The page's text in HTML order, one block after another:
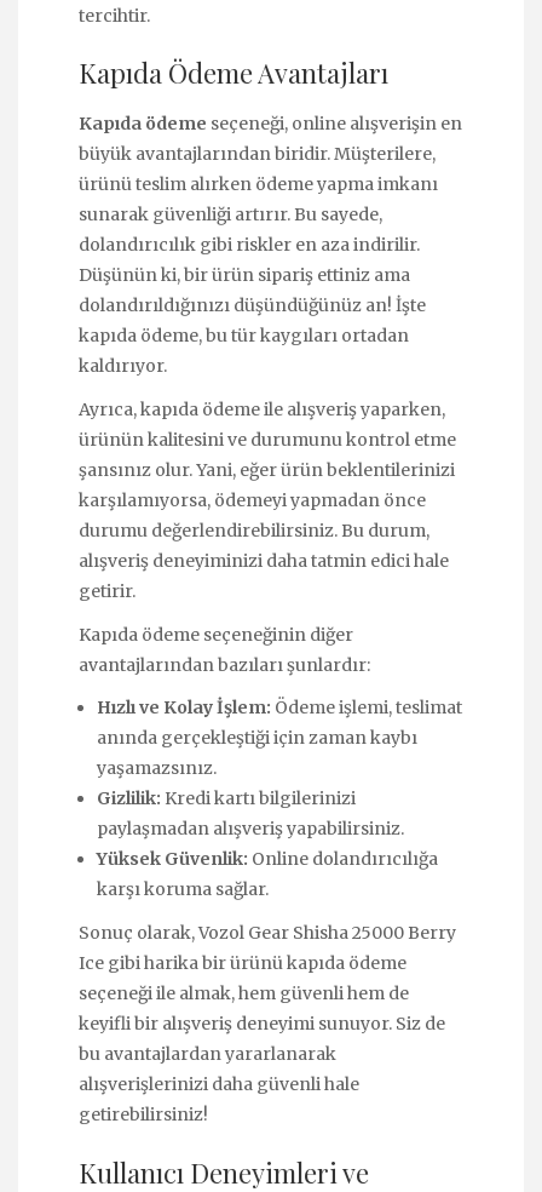
tercihtir.
Kapıda Ödeme Avantajları
Kapıda ödeme seçeneği, online alışverişin en
büyük avantajlarından biridir. Müşterilere,
ürünü teslim alırken ödeme yapma imkanı
sunarak güvenliği artırır. Bu sayede,
dolandırıcılık gibi riskler en aza indirilir.
Düşünün ki, bir ürün sipariş ettiniz ama
dolandırıldığınızı düşündüğünüz an! İşte
kapıda ödeme, bu tür kaygıları ortadan
kaldırıyor.
Ayrıca, kapıda ödeme ile alışveriş yaparken,
ürünün kalitesini ve durumunu kontrol etme
şansınız olur. Yani, eğer ürün beklentilerinizi
karşılamıyorsa, ödemeyi yapmadan önce
durumu değerlendirebilirsiniz. Bu durum,
alışveriş deneyiminizi daha tatmin edici hale
getirir.
Kapıda ödeme seçeneğinin diğer
avantajlarından bazıları şunlardır:
Hızlı ve Kolay İşlem: Ödeme işlemi, teslimat
anında gerçekleştiği için zaman kaybı
yaşamazsınız.
Gizlilik: Kredi kartı bilgilerinizi
paylaşmadan alışveriş yapabilirsiniz.
Yüksek Güvenlik: Online dolandırıcılığa
karşı koruma sağlar.
Sonuç olarak, Vozol Gear Shisha 25000 Berry
Ice gibi harika bir ürünü kapıda ödeme
seçeneği ile almak, hem güvenli hem de
keyifli bir alışveriş deneyimi sunuyor. Siz de
bu avantajlardan yararlanarak
alışverişlerinizi daha güvenli hale
getirebilirsiniz!
Kullanıcı Deneyimleri ve